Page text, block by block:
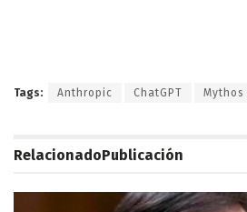
Tags: Anthropic ChatGPT Mythos
RelacionadoPublicación